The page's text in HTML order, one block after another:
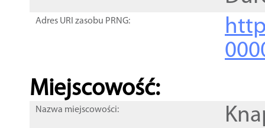
Adres URI zasobu PRNG:
Miejscowość:
Nazwa miejscowości: